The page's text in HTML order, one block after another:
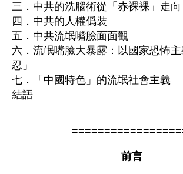
三．中共的洗腦術從「赤裸裸」走向
四．中共的人權僞裝
五．中共流氓嘴臉面面觀
六．流氓嘴臉大暴露：以國家恐怖
忍」
七．「中國特色」的流氓社會主義
結語
前言